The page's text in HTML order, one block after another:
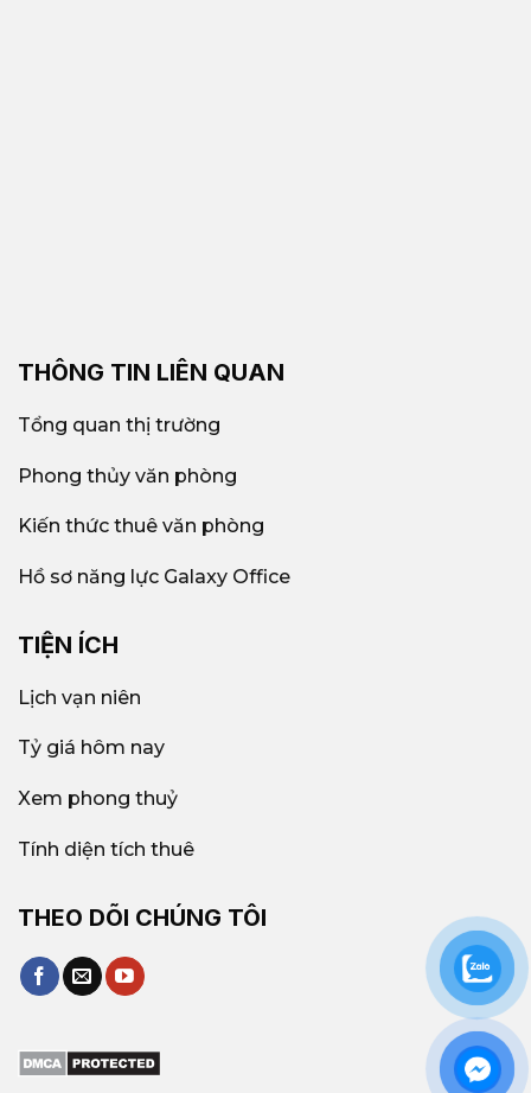
THÔNG TIN LIÊN QUAN
Tổng quan thị trường
Phong thủy văn phòng
Kiến thức thuê văn phòng
Hồ sơ năng lực Galaxy Office
TIỆN ÍCH
Lịch vạn niên
Tỷ giá hôm nay
Xem phong thuỷ
Tính diện tích thuê
THEO DÕI CHÚNG TÔI